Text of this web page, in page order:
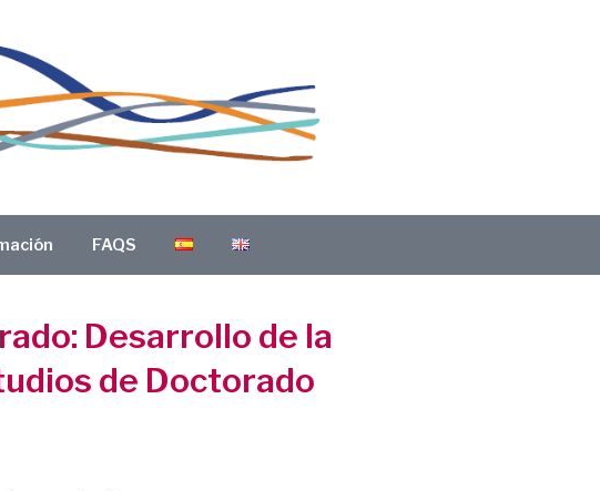
FAQS
Desarrollo de la
de Doctorado